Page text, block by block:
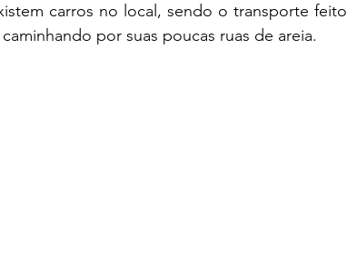
carros no local, sendo o transporte feito
por suas poucas ruas de areia.